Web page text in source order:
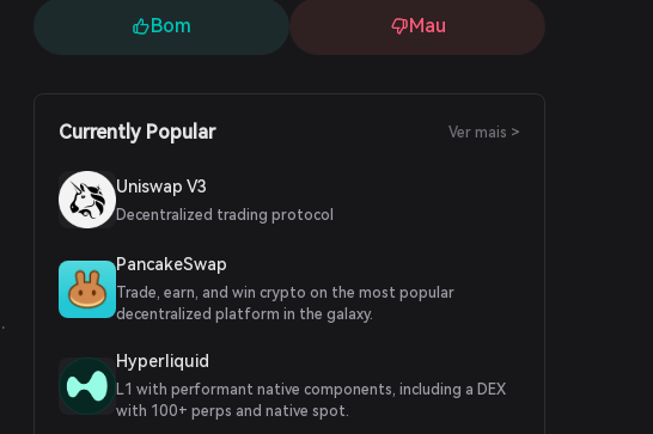
Bom Mau
Currently Popular Ver mais >
Uniswap V3
Decentralized trading protocol
PancakeSwap
Trade, earn, and win crypto on the most popular
decentralized platform in the galaxy.
Hyperliquid
L1 with performant native components, including a DEX
with 100+ perps and native spot.